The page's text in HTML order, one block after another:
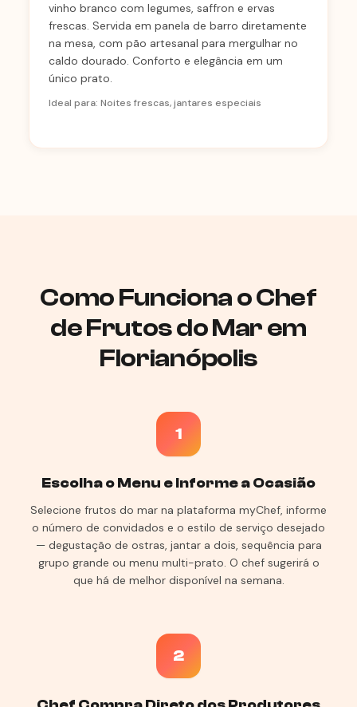
vinho branco com legumes, saffron e ervas
frescas. Servida em panela de barro diretamente
na mesa, com pão artesanal para mergulhar no
caldo dourado. Conforto e elegância em um
único prato.
Ideal para: Noites frescas, jantares especiais
Como Funciona o Chef
de Frutos do Mar em
Florianópolis
1
Escolha o Menu e Informe a Ocasião
Selecione frutos do mar na plataforma myChef, informe
o número de convidados e o estilo de serviço desejado
— degustação de ostras, jantar a dois, sequência para
grupo grande ou menu multi-prato. O chef sugerirá o
que há de melhor disponível na semana.
2